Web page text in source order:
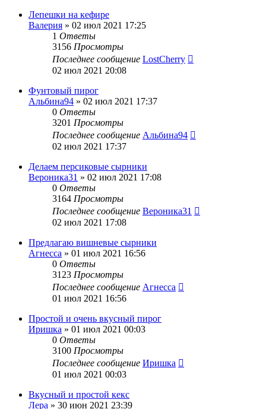
Лепешки на кефире
Валерия » 02 июл 2021 17:25
1 Ответы
3156 Просмотры
Последнее сообщение LostCherry
02 июл 2021 20:08
Фунтовый пирог
Альбина94 » 02 июл 2021 17:37
0 Ответы
3201 Просмотры
Последнее сообщение Альбина94
02 июл 2021 17:37
Делаем персиковые сырники
Вероника31 » 02 июл 2021 17:08
0 Ответы
3164 Просмотры
Последнее сообщение Вероника31
02 июл 2021 17:08
Предлагаю вишневые сырники
Агнесса » 01 июл 2021 16:56
0 Ответы
3123 Просмотры
Последнее сообщение Агнесса
01 июл 2021 16:56
Простой и очень вкусный пирог
Иришка » 01 июл 2021 00:03
0 Ответы
3100 Просмотры
Последнее сообщение Иришка
01 июл 2021 00:03
Вкусный и простой кекс
Лера » 30 июн 2021 23:39